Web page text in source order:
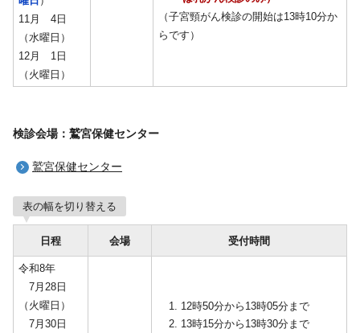
11月 4日
（水曜日）
12月 1日
（火曜日）
（子宮頸がん検診の開始は13時10分か
らです）
検診会場：鷲宮保健センター
鷲宮保健センター
表の幅を切り替える
日程 会場 受付時間
令和8年
7月28日
（火曜日）
7月30日
12時50分から13時05分まで
13時15分から13時30分まで